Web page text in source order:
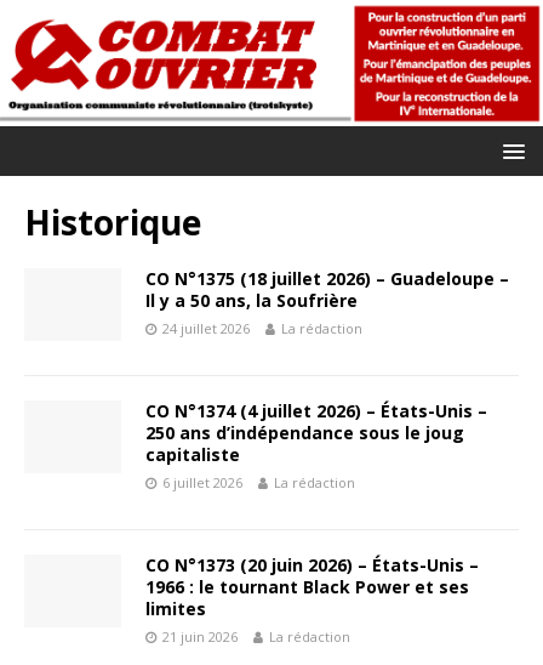
Historique
CO N°1375 (18 juillet 2026) – Guadeloupe –
Il y a 50 ans, la Soufrière
24 juillet 2026 La rédaction
CO N°1374 (4 juillet 2026) – États-Unis –
250 ans d’indépendance sous le joug
capitaliste
6 juillet 2026 La rédaction
CO N°1373 (20 juin 2026) – États-Unis –
1966 : le tournant Black Power et ses
limites
21 juin 2026 La rédaction